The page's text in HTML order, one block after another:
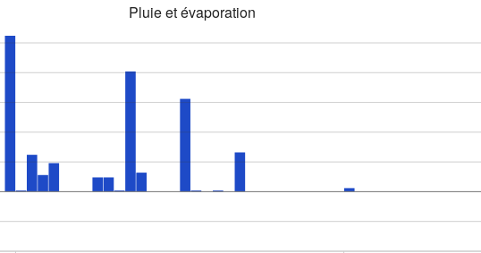
Pluie et évaporation